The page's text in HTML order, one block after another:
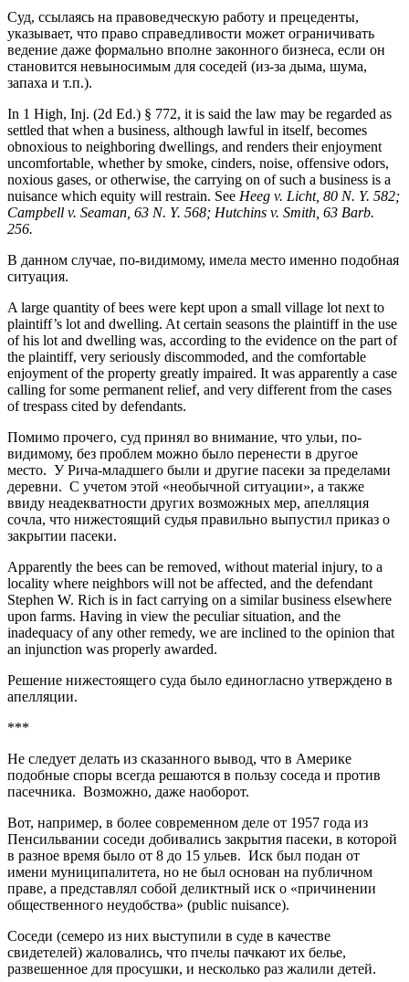
Суд, ссылаясь на правоведческую работу и прецеденты,
указывает, что право справедливости может ограничивать
ведение даже формально вполне законного бизнеса, если он
становится невыносимым для соседей (из-за дыма, шума,
запаха и т.п.).
In 1 High, Inj. (2d Ed.) § 772, it is said the law may be regarded as
settled that when a business, although lawful in itself, becomes
obnoxious to neighboring dwellings, and renders their enjoyment
uncomfortable, whether by smoke, cinders, noise, offensive odors,
noxious gases, or otherwise, the carrying on of such a business is a
nuisance which equity will restrain. See Heeg v. Licht, 80 N. Y. 582;
Campbell v. Seaman, 63 N. Y. 568; Hutchins v. Smith, 63 Barb.
256.
В данном случае, по-видимому, имела место именно подобная
ситуация.
A large quantity of bees were kept upon a small village lot next to
plaintiff’s lot and dwelling. At certain seasons the plaintiff in the use
of his lot and dwelling was, according to the evidence on the part of
the plaintiff, very seriously discommoded, and the comfortable
enjoyment of the property greatly impaired. It was apparently a case
calling for some permanent relief, and very different from the cases
of trespass cited by defendants.
Помимо прочего, суд принял во внимание, что ульи, по-
видимому, без проблем можно было перенести в другое
место. У Рича-младшего были и другие пасеки за пределами
деревни. С учетом этой «необычной ситуации», а также
ввиду неадекватности других возможных мер, апелляция
сочла, что нижестоящий судья правильно выпустил приказ о
закрытии пасеки.
Apparently the bees can be removed, without material injury, to a
locality where neighbors will not be affected, and the defendant
Stephen W. Rich is in fact carrying on a similar business elsewhere
upon farms. Having in view the peculiar situation, and the
inadequacy of any other remedy, we are inclined to the opinion that
an injunction was properly awarded.
Решение нижестоящего суда было единогласно утверждено в
апелляции.
***
Не следует делать из сказанного вывод, что в Америке
подобные споры всегда решаются в пользу соседа и против
пасечника. Возможно, даже наоборот.
Вот, например, в более современном деле от 1957 года из
Пенсильвании соседи добивались закрытия пасеки, в которой
в разное время было от 8 до 15 ульев. Иск был подан от
имени муниципалитета, но не был основан на публичном
праве, а представлял собой деликтный иск о «причинении
общественного неудобства» (public nuisance).
Соседи (семеро из них выступили в суде в качестве
свидетелей) жаловались, что пчелы пачкают их белье,
развешенное для просушки, и несколько раз жалили детей.